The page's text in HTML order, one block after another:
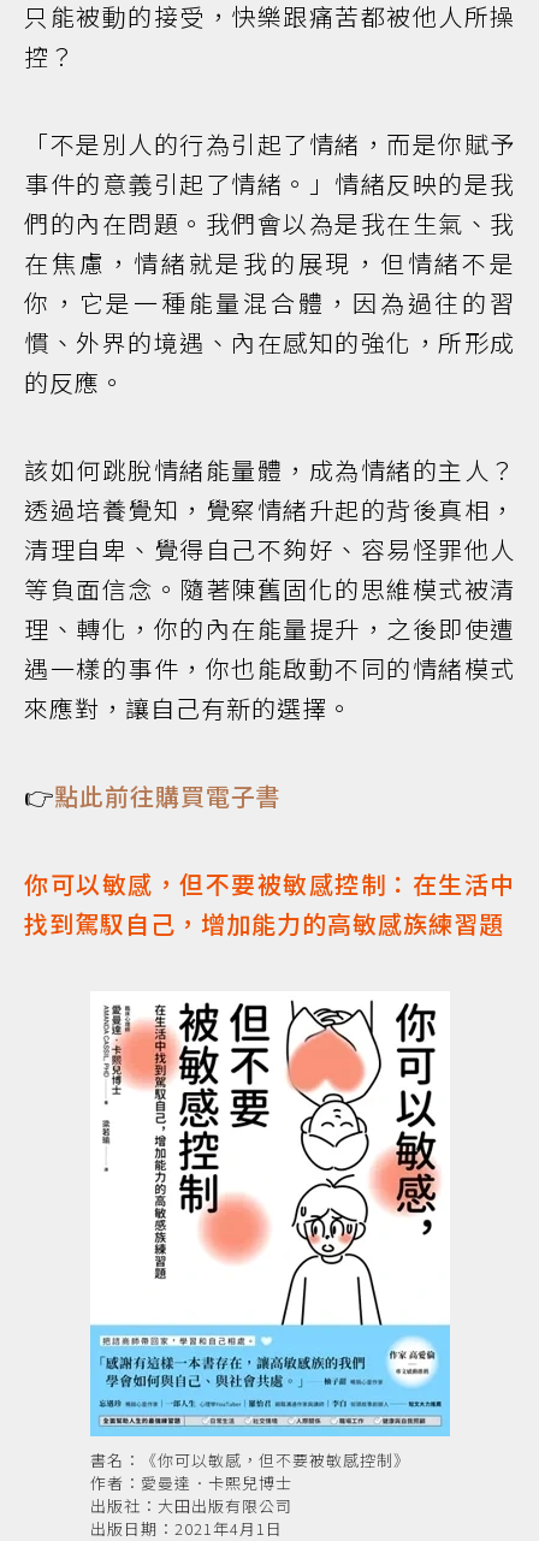
只能被動的接受，快樂跟痛苦都被他人所操
控？
「不是別人的行為引起了情緒，而是你賦予
事件的意義引起了情緒。」情緒反映的是我
們的內在問題。我們會以為是我在生氣、我
在焦慮，情緒就是我的展現，但情緒不是
你，它是一種能量混合體，因為過往的習
慣、外界的境遇、內在感知的強化，所形成
的反應。
該如何跳脫情緒能量體，成為情緒的主人？
透過培養覺知，覺察情緒升起的背後真相，
清理自卑、覺得自己不夠好、容易怪罪他人
等負面信念。隨著陳舊固化的思維模式被清
理、轉化，你的內在能量提升，之後即使遭
遇一樣的事件，你也能啟動不同的情緒模式
來應對，讓自己有新的選擇。
👉點此前往購買電子書
你可以敏感，但不要被敏感控制：在生活中
找到駕馭自己，增加能力的高敏感族練習題
書名：《你可以敏感，但不要被敏感控制》
作者：愛曼達．卡熙兒博士
出版社：大田出版有限公司
出版日期：2021年4月1日